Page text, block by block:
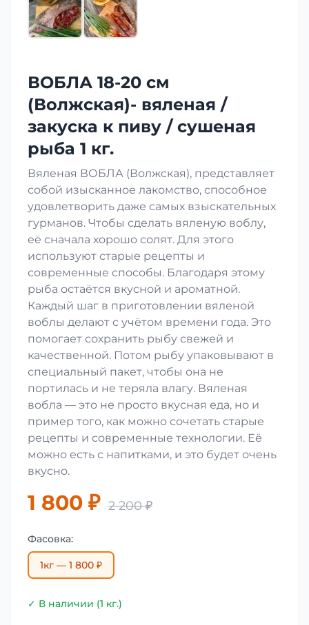
ВОБЛА 18-20 см
(Волжская)- вяленая /
закуска к пиву / сушеная
рыба 1 кг.
Вяленая ВОБЛА (Волжская), представляет
собой изысканное лакомство, способное
удовлетворить даже самых взыскательных
гурманов. Чтобы сделать вяленую воблу,
её сначала хорошо солят. Для этого
используют старые рецепты и
современные способы. Благодаря этому
рыба остаётся вкусной и ароматной.
Каждый шаг в приготовлении вяленой
воблы делают с учётом времени года. Это
помогает сохранить рыбу свежей и
качественной. Потом рыбу упаковывают в
специальный пакет, чтобы она не
портилась и не теряла влагу. Вяленая
вобла — это не просто вкусная еда, но и
пример того, как можно сочетать старые
рецепты и современные технологии. Её
можно есть с напитками, и это будет очень
вкусно.
1 800 ₽ 2 200 ₽
Фасовка:
1кг — 1 800 ₽
✓ В наличии (1 кг.)